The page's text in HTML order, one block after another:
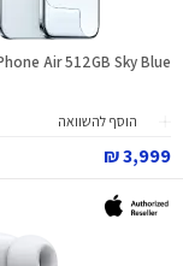
Air 512GB Sky Blue
הוסף להשוואה
3,999 ₪